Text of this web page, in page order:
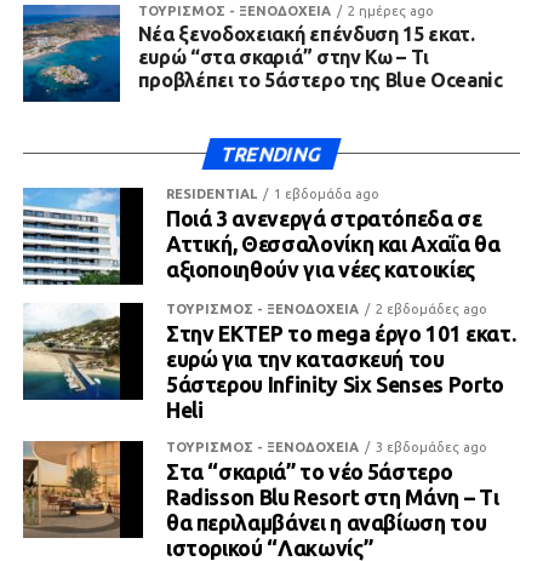
ΤΟΥΡΙΣΜΟΣ - ΞΕΝΟΔΟΧΕΙΑ 2 ημέρες ago
Νέα ξενοδοχειακή επένδυση 15 εκατ.
ευρώ “στα σκαριά” στην Κω – Τι
προβλέπει το 5άστερο της Blue Oceanic
TRENDING
RESIDENTIAL 1 εβδομάδα ago
Ποιά 3 ανενεργά στρατόπεδα σε
Αττική, Θεσσαλονίκη και Αχαΐα θα
αξιοποιηθούν για νέες κατοικίες
ΤΟΥΡΙΣΜΟΣ - ΞΕΝΟΔΟΧΕΙΑ 2 εβδομάδες ago
Στην ΕΚΤΕΡ το mega έργο 101 εκατ.
ευρώ για την κατασκευή του
5άστερου Infinity Six Senses Porto
Heli
ΤΟΥΡΙΣΜΟΣ - ΞΕΝΟΔΟΧΕΙΑ 3 εβδομάδες ago
Στα “σκαριά” το νέο 5άστερο
Radisson Blu Resort στη Μάνη – Τι
θα περιλαμβάνει η αναβίωση του
ιστορικού “Λακωνίς”